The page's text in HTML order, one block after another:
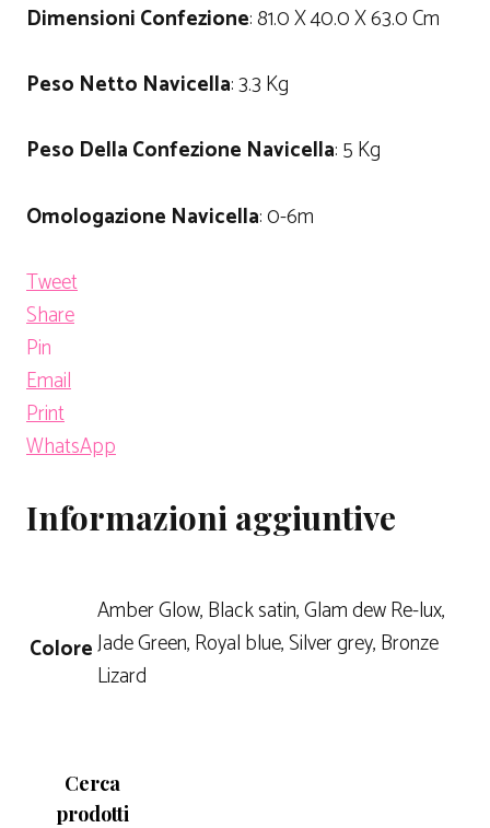
Dimensioni Confezione: 81.0 X 40.0 X 63.0 Cm
Peso Netto Navicella: 3.3 Kg
Peso Della Confezione Navicella: 5 Kg
Omologazione Navicella: 0-6m
Tweet
Share
Pin
Email
Print
WhatsApp
Informazioni aggiuntive
Colore
Amber Glow, Black satin, Glam dew Re-lux,
Jade Green, Royal blue, Silver grey, Bronze
Lizard
Cerca
prodotti